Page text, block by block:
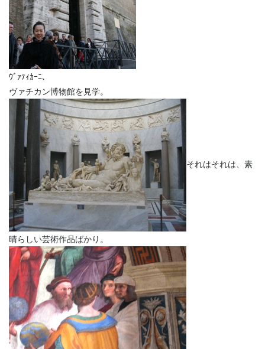
ｳﾞｧﾃｨｶｰﾆ、
ヴァチカン博物館を見学。
それはそれは、素
晴らしい芸術作品ばかり。